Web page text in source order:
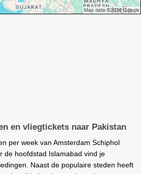
en vliegtickets naar Pakistan
per week van Amsterdam Schiphol
de hoofdstad Islamabad vind je
Naast de populaire steden heeft